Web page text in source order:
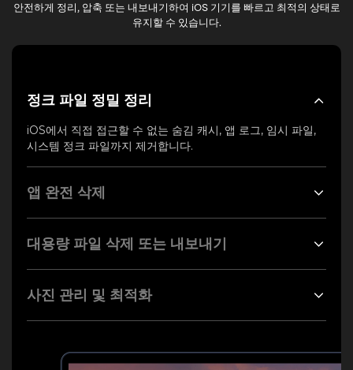
안전하게 정리, 압축 또는 내보내기하여 iOS 기기를 빠르고 최적의 상태로
유지할 수 있습니다.
정크 파일 정밀 정리
iOS에서 직접 접근할 수 없는 숨김 캐시, 앱 로그, 임시 파일,
시스템 정크 파일까지 제거합니다.
앱 완전 삭제
대용량 파일 삭제 또는 내보내기
사진 관리 및 최적화